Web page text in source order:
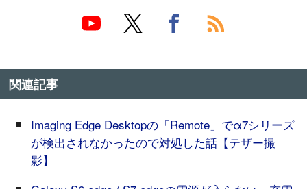
関連記事
Imaging Edge Desktopの「Remote」でα7シリーズ
が検出されなかったので対処した話【テザー撮
影】